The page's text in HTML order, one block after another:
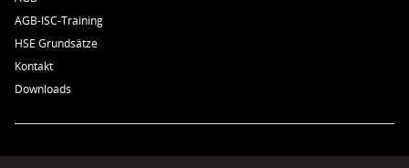
AGB-ISC-Training
HSE Grundsätze
Kontakt
Downloads